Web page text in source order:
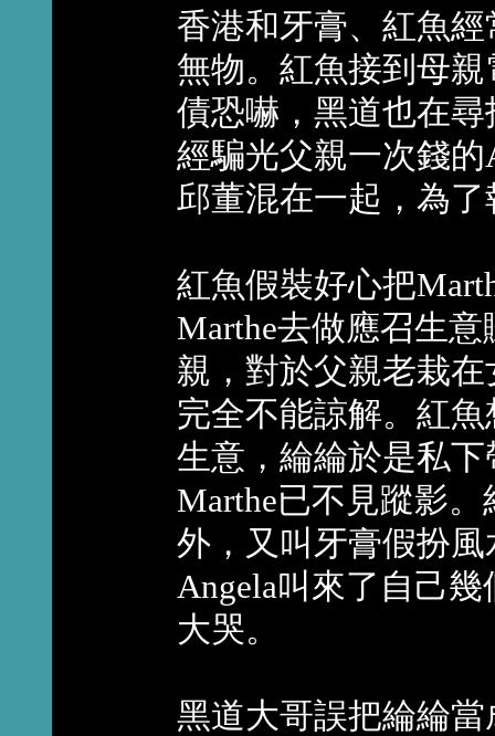
香港和牙膏、紅魚
無物。紅魚接到母
債恐嚇，黑道也在
經騙光父親一次錢的
邱董混在一起，為
紅魚假裝好心把
Marthe去做應召生
親，對於父親老栽
完全不能諒解。紅
生意，綸綸於是私
Marthe已不見蹤影
外，又叫牙膏假扮
Angela叫來了自己
大哭。
黑道大哥誤把綸綸